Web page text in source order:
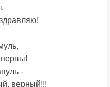
-
верный!!!